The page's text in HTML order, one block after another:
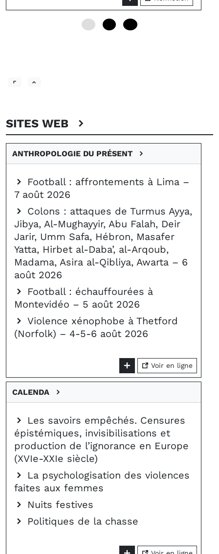
SITES WEB
ANTHROPOLOGIE DU PRÉSENT
Football : affrontements à Lima –
7 août 2026
Colons : attaques de Turmus Ayya,
Jibya, Al-Mughayyir, Abu Falah, Deir
Jarir, Umm Safa, Hébron, Masafer
Yatta, Hirbet al-Daba’, al-Arqoub,
Madama, Asira al-Qibliya, Awarta – 6
août 2026
Football : échauffourées à
Montevidéo – 5 août 2026
Violence xénophobe à Thetford
(Norfolk) – 4-5-6 août 2026
Voir en ligne
CALENDA
Les savoirs empêchés. Censures
épistémiques, invisibilisations et
production de l’ignorance en Europe
(XVIe-XXIe siècle)
La psychologisation des violences
faites aux femmes
Nuits festives
Politiques de la chasse